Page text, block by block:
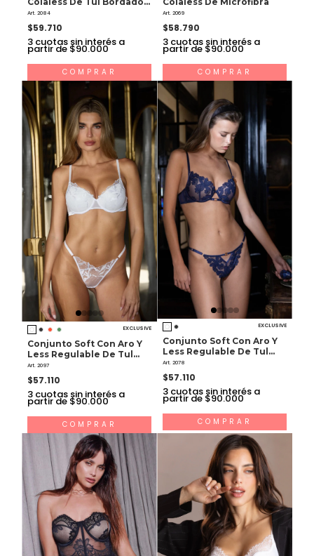
Raso
Art. 2084
$59.710
3 cuotas sin interés a
partir de $90.000
COMPRAR
Art. 2069
$58.790
3 cuotas sin interés a
partir de $90.000
COMPRAR
EXCLUSIVE
Conjunto Soft Con Aro Y
Less Regulable De Tul
Bordado
Art. 2097
$57.110
3 cuotas sin interés a
partir de $90.000
COMPRAR
EXCLUSIVE
Conjunto Soft Con Aro Y
Less Regulable De Tul
Bordado
Art. 2078
$57.110
3 cuotas sin interés a
partir de $90.000
COMPRAR